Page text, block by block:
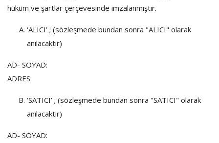
Havuz Temizlik Ekipmanları
Havuz Pompaları
Havuz Dezenfeksiyon Ekipmanları
Havuz Kimyasalları
Favorilerim
Hakkımızda
hüküm ve şartlar çerçevesinde imzalanmıştır.
‘ALICI’ ; (sözleşmede bundan sonra "ALICI" olarak
anılacaktır)
AD- SOYAD:
ADRES:
‘SATICI’ ; (sözleşmede bundan sonra "SATICI" olarak
anılacaktır)
AD- SOYAD: